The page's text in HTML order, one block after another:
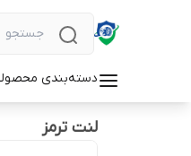
دسته‌بندی
لنت ترمز